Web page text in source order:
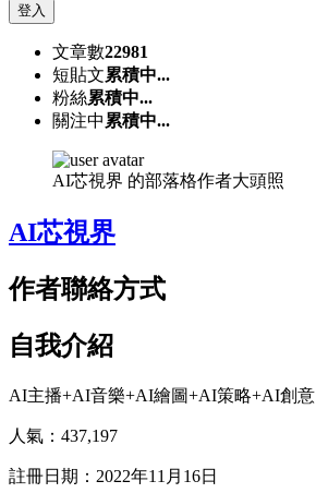
登入
文章數22981
短貼文累積中...
粉絲累積中...
關注中 累積中...
AI芯視界 的部落格作者大頭照
AI芯視界
作者聯絡方式
自我介紹
AI主播+AI音樂+AI繪圖+AI策略+AI創意
人氣： 437,197
註冊日期： 2022年11月16日